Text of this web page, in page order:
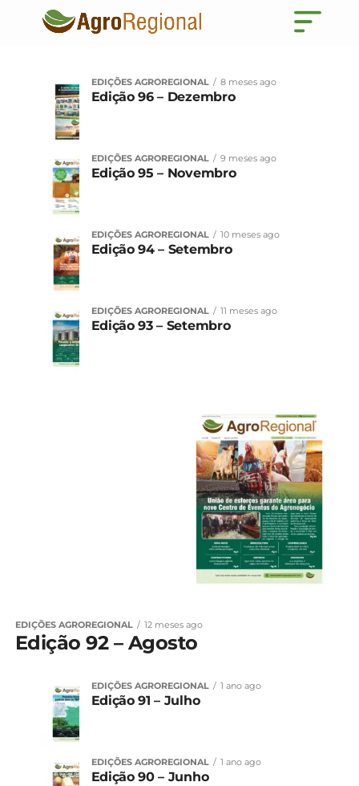
EDIÇÕES AGROREGIONAL 8 meses ago
Edição 96 – Dezembro
EDIÇÕES AGROREGIONAL 9 meses ago
Edição 95 – Novembro
EDIÇÕES AGROREGIONAL 10 meses ago
Edição 94 – Setembro
EDIÇÕES AGROREGIONAL 11 meses ago
Edição 93 – Setembro
EDIÇÕES AGROREGIONAL 12 meses ago
Edição 92 – Agosto
EDIÇÕES AGROREGIONAL 1 ano ago
Edição 91 – Julho
EDIÇÕES AGROREGIONAL 1 ano ago
Edição 90 – Junho